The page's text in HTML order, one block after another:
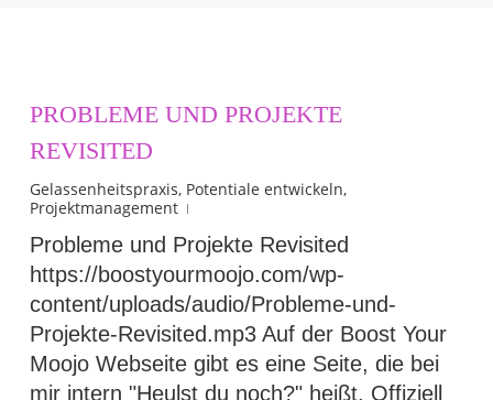
PROBLEME UND PROJEKTE
REVISITED
Gelassenheitspraxis, Potentiale entwickeln,
Projektmanagement
Probleme und Projekte Revisited
https://boostyourmoojo.com/wp-
content/uploads/audio/Probleme-und-
Projekte-Revisited.mp3 Auf der Boost Your
Moojo Webseite gibt es eine Seite, die bei
mir intern "Heulst du noch?" heißt. Offiziell